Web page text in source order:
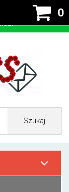
0
Szukaj
ciastek w celu
cookies